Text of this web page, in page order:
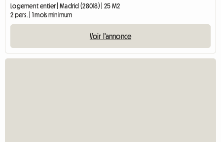
Logement entier | Madrid (28018) | 25 M2
2 pers. | 1 mois minimum
Voir l'annonce